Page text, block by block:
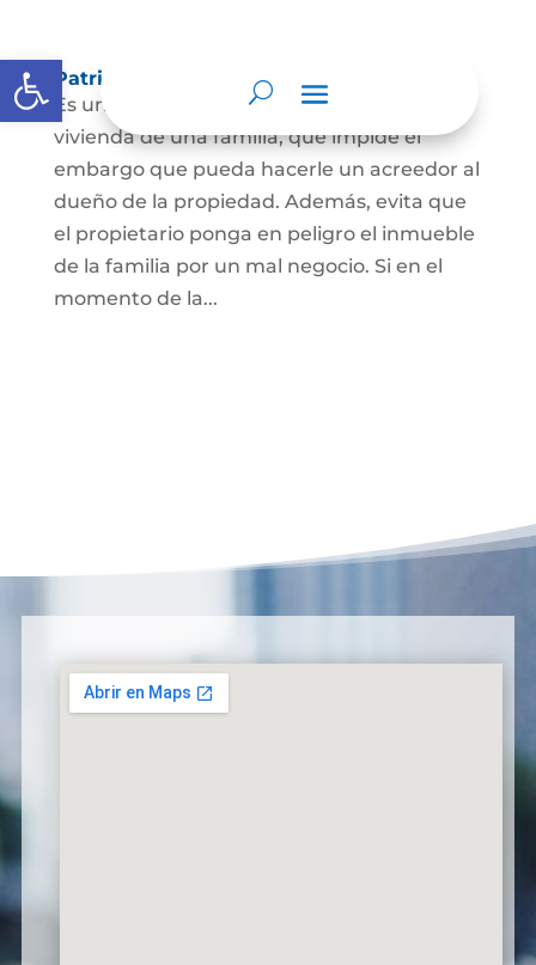
Abrir barra de herramientas
Patrimonio de familia inembargable
Es una clase especial de protección de la
vivienda de una familia, que impide el
embargo que pueda hacerle un acreedor al
dueño de la propiedad. Además, evita que
el propietario ponga en peligro el inmueble
de la familia por un mal negocio. Si en el
momento de la...